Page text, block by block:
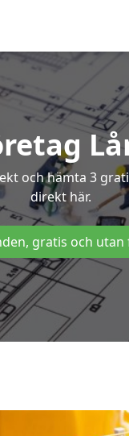
och hämta 3
direkt här.
gratis och